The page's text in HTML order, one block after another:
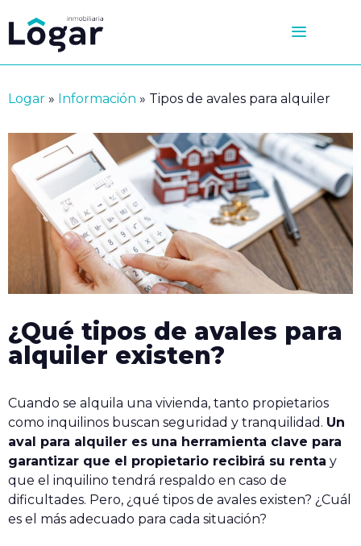
al
contenido
Logar » Información » Tipos de avales para alquiler
¿Qué tipos de avales para
alquiler existen?
Cuando se alquila una vivienda, tanto propietarios
como inquilinos buscan seguridad y tranquilidad. Un
aval para alquiler es una herramienta clave para
garantizar que el propietario recibirá su renta y
que el inquilino tendrá respaldo en caso de
dificultades. Pero, ¿qué tipos de avales existen? ¿Cuál
es el más adecuado para cada situación?